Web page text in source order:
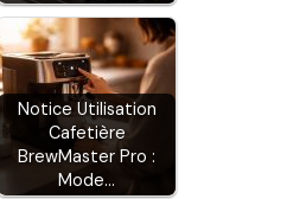
Notice Utilisation
Cafetière
BrewMaster Pro :
Mode…